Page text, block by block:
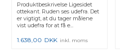
Produktbeskrivelse Ligesidet
ottekant. Ruden ses udefra. Det
er vigtigt, at du tager målene
vist udefra for at få e...
1.638,00 DKK inkl. moms